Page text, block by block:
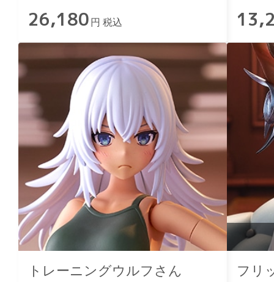
26,180 円 税込
トレーニングウルフさん
フリ